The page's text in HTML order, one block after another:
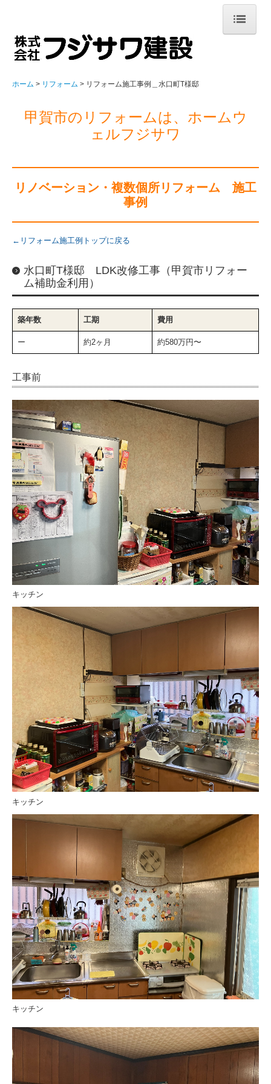
ホーム
新築施工事例
スタッフ紹介
土地・分譲
会社概要
フジサワのサービス
システム建築事業
太陽光事業
介護事業
リフォーム
リノベーション 選ばれる理由
古民家再生 選ばれる理由
断熱 選ばれる理由
リフォームの流れ
リフォーム施工例
お客様の声
スタッフ紹介
特集ページ
イベント＆キャンペーン
まるごと断熱リフォーム
選ばれる理由
採用情報
代表あいさつ
社員インタビュー
ホーム リフォーム リフォーム施工事例＿水口町T様邸
甲賀市のリフォームは、ホームウ
ェルフジサワ
リノベーション・複数個所リフォーム 施工
事例
←リフォーム施工例トップに戻る
水口町T様邸 LDK改修工事（甲賀市リフォー
ム補助金利用）
築年数 工期 費用
ー 約2ヶ月 約580万円〜
工事前
キッチン
キッチン
キッチン